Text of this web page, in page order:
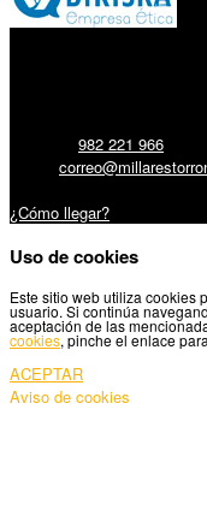
982 221 966
¿Cómo llegar?
Uso de cookies
Este sitio web utiliza cookies
usuario. Si continúa
aceptación de las
cookies, pinche el enlace
ACEPTAR
Aviso de cookies